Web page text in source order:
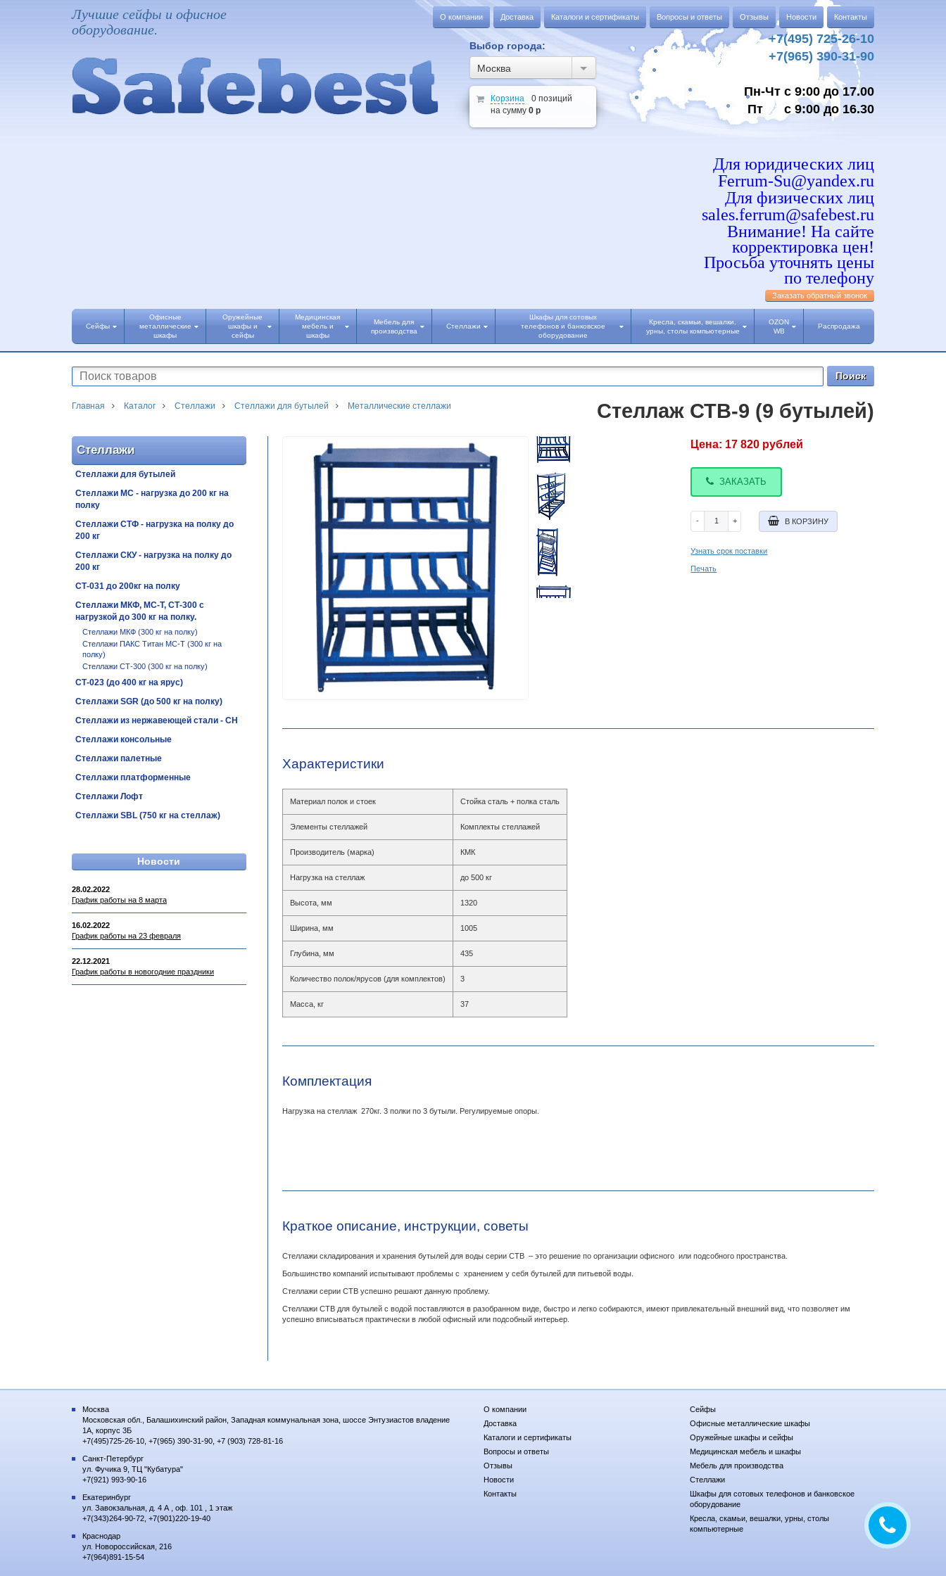
Лучшие сейфы и офисное
оборудование.
О компании Доставка Каталоги и сертификаты Вопросы и ответы Отзывы Новости Контакты
Выбор города:
Москва
Корзина
0 позиций
на сумму 0 р
+7(495) 725-26-10
+7(965) 390-31-90
Пн-Чт с 9:00 до 17.00
Пт с 9:00 до 16.30
Для юридических лиц
Ferrum-Su@yandex.ru
Для физических лиц
sales.ferrum@safebest.ru
Внимание! На сайте
корректировка цен!
Просьба уточнять цены
по телефону
Заказать обратный звонок
Сейфы
Офисные
металлические
шкафы
Оружейные
шкафы и
сейфы
Медицинская
мебель и
шкафы
Мебель для
производства
Стеллажи
Шкафы для сотовых
телефонов и банковское
оборудование
Кресла, скамьи, вешалки,
урны, столы компьютерные
OZON
WB
Распродажа
Главная Каталог Стеллажи Стеллажи для бутылей Металлические стеллажи Стеллаж СТВ-9 (9 бутылей)
Стеллажи
Стеллажи для бутылей
Стеллажи МС - нагрузка до 200 кг на
полку
Стеллажи СТФ - нагрузка на полку до
200 кг
Стеллажи СКУ - нагрузка на полку до
200 кг
СТ-031 до 200кг на полку
Стеллажи МКФ, МС-Т, СТ-300 с
нагрузкой до 300 кг на полку.
Стеллажи МКФ (300 кг на полку)
Стеллажи ПАКС Титан МС-Т (300 кг на
полку)
Стеллажи СТ-300 (300 кг на полку)
СТ-023 (до 400 кг на ярус)
Стеллажи SGR (до 500 кг на полку)
Стеллажи из нержавеющей стали - СН
Стеллажи консольные
Стеллажи палетные
Стеллажи платформенные
Стеллажи Лофт
Стеллажи SBL (750 кг на стеллаж)
Новости
28.02.2022
График работы на 8 марта
16.02.2022
График работы на 23 февраля
22.12.2021
График работы в новогодние праздники
Цена: 17 820 рублей
ЗАКАЗАТЬ
- + В КОРЗИНУ
Узнать срок поставки
Печать
Характеристики
Материал полок и стоек Стойка сталь + полка сталь
Элементы стеллажей Комплекты стеллажей
Производитель (марка) КМК
Нагрузка на стеллаж до 500 кг
Высота, мм 1320
Ширина, мм 1005
Глубина, мм 435
Количество полок/ярусов (для комплектов) 3
Масса, кг 37
Комплектация
Нагрузка на стеллаж 270кг. 3 полки по 3 бутыли. Регулируемые опоры.
Краткое описание, инструкции, советы
Стеллажи складирования и хранения бутылей для воды серии СТВ – это решение по организации офисного или подсобного пространства.
Большинство компаний испытывают проблемы с хранением у себя бутылей для питьевой воды.
Стеллажи серии СТВ успешно решают данную проблему.
Стеллажи СТВ для бутылей с водой поставляются в разобранном виде, быстро и легко собираются, имеют привлекательный внешний вид, что позволяет им
успешно вписываться практически в любой офисный или подсобный интерьер.
Москва
Московская обл., Балашихинский район, Западная коммунальная зона, шоссе Энтузиастов владение
1А, корпус 3Б
+7(495)725-26-10, +7(965) 390-31-90, +7 (903) 728-81-16
Санкт-Петербург
ул. Фучика 9, ТЦ "Кубатура"
+7(921) 993-90-16
Екатеринбург
ул. Завокзальная, д. 4 А , оф. 101 , 1 этаж
+7(343)264-90-72, +7(901)220-19-40
Краснодар
ул. Новороссийская, 216
+7(964)891-15-54
О компании
Доставка
Каталоги и сертификаты
Вопросы и ответы
Отзывы
Новости
Контакты
Сейфы
Офисные металлические шкафы
Оружейные шкафы и сейфы
Медицинская мебель и шкафы
Мебель для производства
Стеллажи
Шкафы для сотовых телефонов и банковское
оборудование
Кресла, скамьи, вешалки, урны, столы
компьютерные